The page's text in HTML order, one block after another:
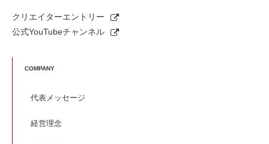
クリエイターエントリー
公式YouTubeチャンネル
COMPANY
代表メッセージ
経営理念